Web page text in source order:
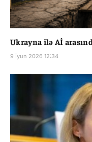
Ukrayna ilə Aİ
9 İyun 2026 12:34